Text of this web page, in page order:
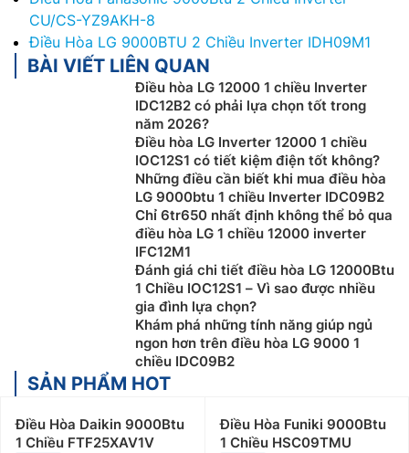
CU/CS-YZ9AKH-8
Điều Hòa LG 9000BTU 2 Chiều Inverter IDH09M1
BÀI VIẾT LIÊN QUAN
Điều hòa LG 12000 1 chiều Inverter
IDC12B2 có phải lựa chọn tốt trong
năm 2026?
Điều hòa LG Inverter 12000 1 chiều
IOC12S1 có tiết kiệm điện tốt không?
Những điều cần biết khi mua điều hòa
LG 9000btu 1 chiều Inverter IDC09B2
Chỉ 6tr650 nhất định không thể bỏ qua
điều hòa LG 1 chiều 12000 inverter
IFC12M1
Đánh giá chi tiết điều hòa LG 12000Btu
1 Chiều IOC12S1 – Vì sao được nhiều
gia đình lựa chọn?
Khám phá những tính năng giúp ngủ
ngon hơn trên điều hòa LG 9000 1
chiều IDC09B2
SẢN PHẨM HOT
Điều Hòa Daikin 9000Btu
1 Chiều FTF25XAV1V
Điều Hòa Funiki 9000Btu
1 Chiều HSC09TMU